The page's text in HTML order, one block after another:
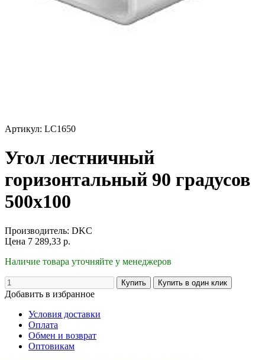
Артикул: LC1650
Угол лестничный
горизонтальный 90 градусов
500х100
Производитель: DKC
Цена 7 289,33 р.
Наличие товара уточняйте у менеджеров
Добавить в избранное
Условия доставки
Оплата
Обмен и возврат
Оптовикам